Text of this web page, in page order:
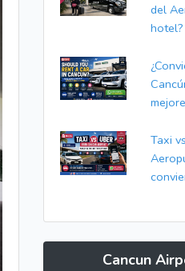
del
hotel?
Taxi
Cancun